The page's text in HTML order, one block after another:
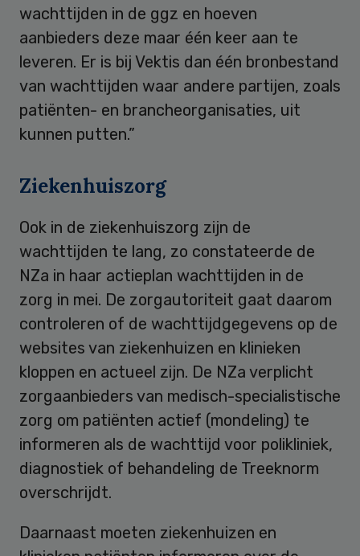
wachttijden in de ggz en hoeven
aanbieders deze maar één keer aan te
leveren. Er is bij Vektis dan één bronbestand
van wachttijden waar andere partijen, zoals
patiënten- en brancheorganisaties, uit
kunnen putten.”
Ziekenhuiszorg
Ook in de ziekenhuiszorg zijn de
wachttijden te lang, zo constateerde de
NZa in haar actieplan wachttijden in de
zorg in mei. De zorgautoriteit gaat daarom
controleren of de wachttijdgegevens op de
websites van ziekenhuizen en klinieken
kloppen en actueel zijn. De NZa verplicht
zorgaanbieders van medisch-specialistische
zorg om patiënten actief (mondeling) te
informeren als de wachttijd voor polikliniek,
diagnostiek of behandeling de Treeknorm
overschrijdt.
Daarnaast moeten ziekenhuizen en